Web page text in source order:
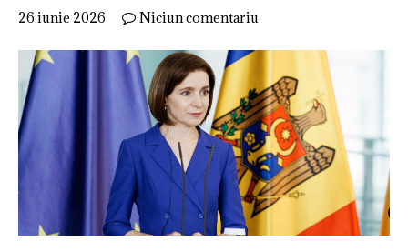
26 iunie 2026 Niciun comentariu